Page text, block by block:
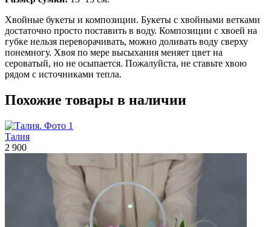
Хвойные букеты и композиции. Букеты с хвойными ветками
достаточно просто поставить в воду. Композиции с хвоей на
губке нельзя переворачивать, можно доливать воду сверху
понемногу. Хвоя по мере высыхания меняет цвет на
сероватый, но не осыпается. Пожалуйста, не ставьте хвою
рядом с источниками тепла.
Похожие товары в наличии
Талия
2 900